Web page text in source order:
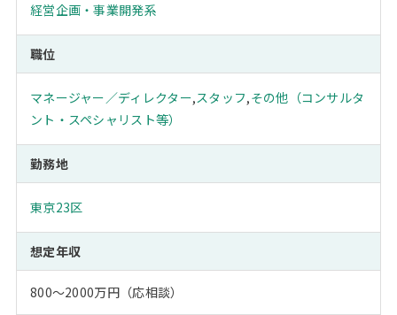
経営企画・事業開発系
職位
マネージャー／ディレクター,スタッフ,その他（コンサルタ
ント・スペシャリスト等）
勤務地
東京23区
想定年収
800～2000万円（応相談）